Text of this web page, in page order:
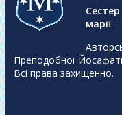
марії
Преподобної
Всі права захищенно.